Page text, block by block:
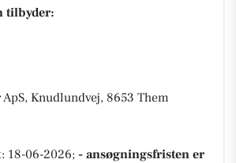
tilbyder:
Knudlundvej, 8653 Them
18-06-2026; - ansøgningsfristen er